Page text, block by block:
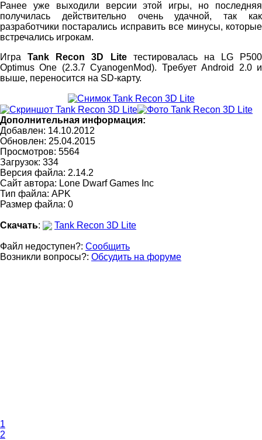
Ранее уже выходили версии этой игры, но последняя
получилась действительно очень удачной, так как
разработчики постарались исправить все минусы, которые
встречались игрокам.
ИграTank Recon 3D Liteтестировалась на LG P500
Optimus One (2.3.7 CyanogenMod). Требует Android 2.0 и
выше, переносится на SD-карту.
Дополнительная информация:
Добавлен: 14.10.2012
Обновлен: 25.04.2015
Просмотров: 5564
Загрузок: 334
Версия файла: 2.14.2
Сайт автора: Lone Dwarf Games Inc
Тип файла: APK
Размер файла: 0
Скачать: Tank Recon 3D Lite
Файл недоступен?: Сообщить
Возникли вопросы?: Обсудить на форуме
1
2